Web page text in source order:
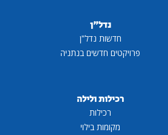
נדל"ן
חדשות נדל"ן
פרויקטים חדשים בנתניה
רכילות ולילה
רכילות
מקומות בילוי